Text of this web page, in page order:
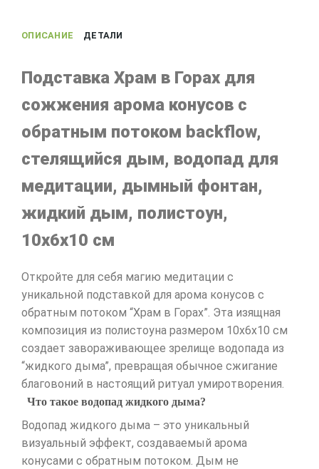
ОПИСАНИЕ ДЕТАЛИ
Подставка Храм в Горах для
сожжения арома конусов с
обратным потоком backflow,
стелящийся дым, водопад для
медитации, дымный фонтан,
жидкий дым, полистоун,
10х6х10 см
Откройте для себя магию медитации с
уникальной подставкой для арома конусов с
обратным потоком “Храм в Горах”. Эта изящная
композиция из полистоуна размером 10х6х10 см
создает завораживающее зрелище водопада из
“жидкого дыма”, превращая обычное сжигание
благовоний в настоящий ритуал умиротворения.
Что такое водопад жидкого дыма?
Водопад жидкого дыма – это уникальный
визуальный эффект, создаваемый арома
конусами с обратным потоком. Дым не